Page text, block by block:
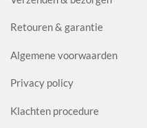
Retouren & garantie
Algemene voorwaarden
Privacy policy
Klachten procedure